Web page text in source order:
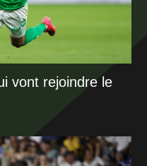
vont rejoindre le